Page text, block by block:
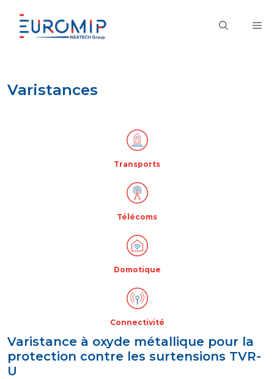
contenu
Varistances
Transports
Télécoms
Domotique
Connectivité
Varistance à oxyde métallique pour la
protection contre les surtensions TVR-
U